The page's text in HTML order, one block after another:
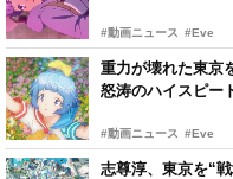
#動画ニュース #Eve
重力が壊れた東京
怒涛のハイスピー
#動画ニュース #Eve
志尊淳、東京を“